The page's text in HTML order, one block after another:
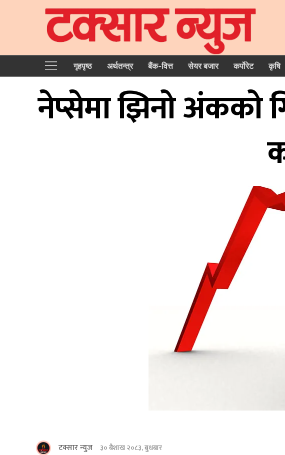
गृहपृष्‍ठ अर्थतन्त्र बैंक-वित्त सेयर बजार कर्पोरेट कृषि
नेप्सेमा झिनो अंकको
टक्सार न्युज ३० बैशाख २०८३, बुधबार